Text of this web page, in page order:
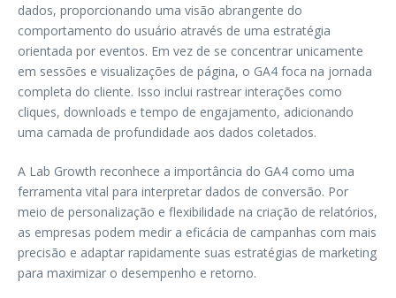
dados, proporcionando uma visão abrangente do
comportamento do usuário através de uma estratégia
orientada por eventos. Em vez de se concentrar unicamente
em sessões e visualizações de página, o GA4 foca na jornada
completa do cliente. Isso inclui rastrear interações como
cliques, downloads e tempo de engajamento, adicionando
uma camada de profundidade aos dados coletados.
A Lab Growth reconhece a importância do GA4 como uma
ferramenta vital para interpretar dados de conversão. Por
meio de personalização e flexibilidade na criação de relatórios,
as empresas podem medir a eficácia de campanhas com mais
precisão e adaptar rapidamente suas estratégias de marketing
para maximizar o desempenho e retorno.